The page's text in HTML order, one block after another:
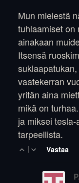
Mun mielestä
tuhlaamiset on
ainakaan
Itsensä
vaatekerran
yritän aina
mikä on
ja miksei
tarpeellista.
| Vastaa